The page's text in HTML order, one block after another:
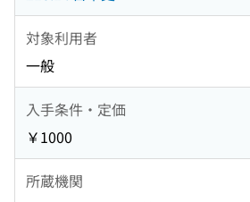
対象利用者
一般
入手条件・定価
￥1000
所蔵機関